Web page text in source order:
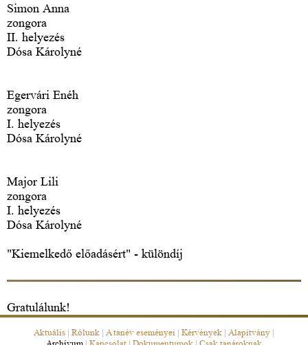
Simon Anna
zongora
II. helyezés
Dósa Károlyné
Egervári Enéh
zongora
I. helyezés
Dósa Károlyné
Major Lili
zongora
I. helyezés
Dósa Károlyné
"Kiemelkedő előadásért" - különdíj
Gratulálunk!
Aktuális | Rólunk | A tanév eseményei | Kérvények | Alapítvány |
Archívum | Kapcsolat | Dokumentumok | Csak tanároknak